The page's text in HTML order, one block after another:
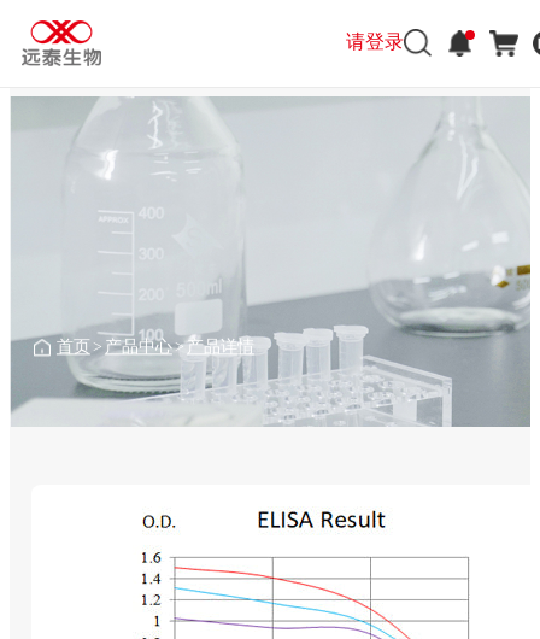
请登录
首页 > 产品中心> 产品详情